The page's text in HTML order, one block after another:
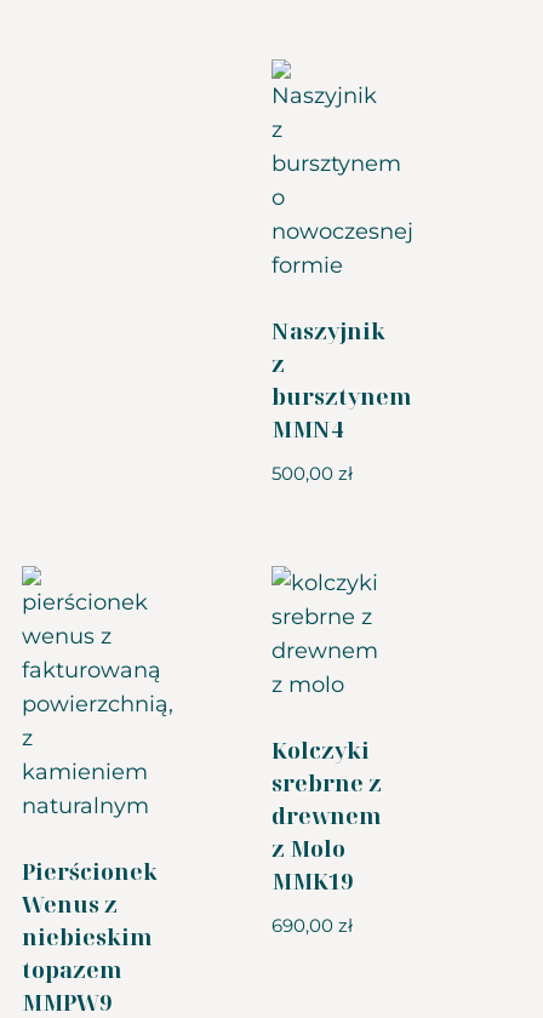
Naszyjnik
z
bursztynem
MMN4
500,00 zł
Pierścionek
Wenus z
niebieskim
topazem
MMPW9
Kolczyki
srebrne z
drewnem
z Molo
MMK19
690,00 zł